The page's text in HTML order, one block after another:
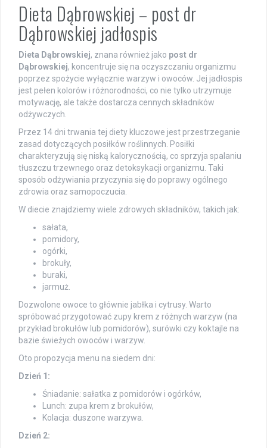
Dieta Dąbrowskiej – post dr
Dąbrowskiej jadłospis
Dieta Dąbrowskiej, znana również jako post dr
Dąbrowskiej, koncentruje się na oczyszczaniu organizmu
poprzez spożycie wyłącznie warzyw i owoców. Jej jadłospis
jest pełen kolorów i różnorodności, co nie tylko utrzymuje
motywację, ale także dostarcza cennych składników
odżywczych.
Przez 14 dni trwania tej diety kluczowe jest przestrzeganie
zasad dotyczących posiłków roślinnych. Posiłki
charakteryzują się niską kalorycznością, co sprzyja spalaniu
tłuszczu trzewnego oraz detoksykacji organizmu. Taki
sposób odżywiania przyczynia się do poprawy ogólnego
zdrowia oraz samopoczucia.
W diecie znajdziemy wiele zdrowych składników, takich jak:
sałata,
pomidory,
ogórki,
brokuły,
buraki,
jarmuż.
Dozwolone owoce to głównie jabłka i cytrusy. Warto
spróbować przygotować zupy krem z różnych warzyw (na
przykład brokułów lub pomidorów), surówki czy koktajle na
bazie świeżych owoców i warzyw.
Oto propozycja menu na siedem dni:
Dzień 1:
Śniadanie: sałatka z pomidorów i ogórków,
Lunch: zupa krem z brokułów,
Kolacja: duszone warzywa.
Dzień 2: